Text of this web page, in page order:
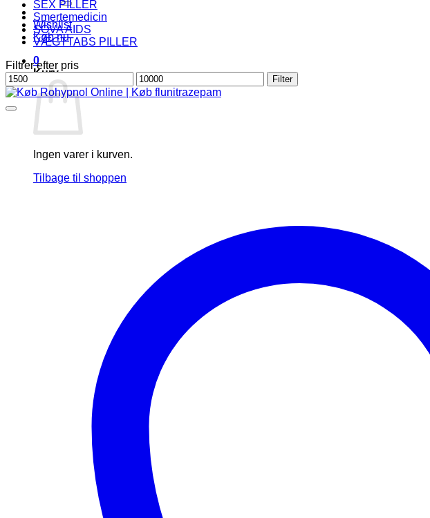
Wishlist
Køb nu
0
Kurv
Ingen varer i kurven.
Tilbage til shoppen
SEX PILLER
Smertemedicin
SOVA AIDS
VÆGTTABS PILLER
Filtrer efter pris
Mindste
pris
Højeste
pris
Filter